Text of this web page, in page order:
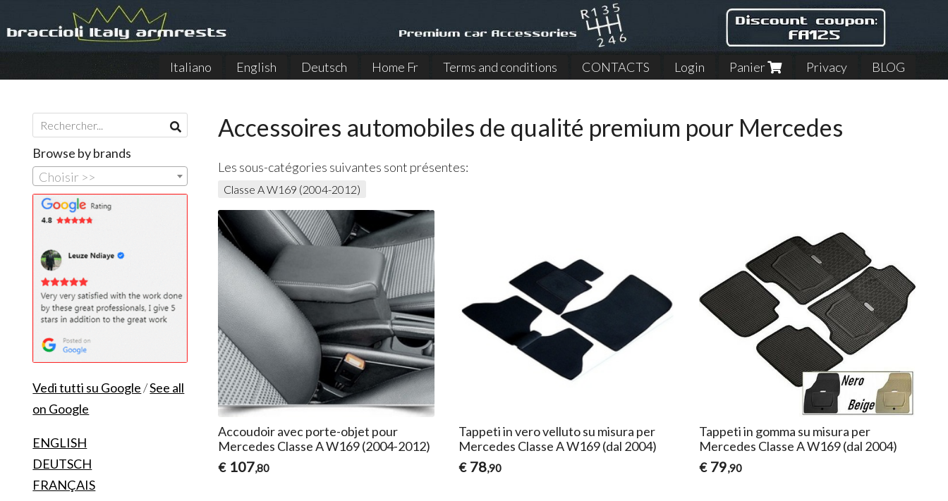
Italiano English Deutsch Home Fr Terms and conditions CONTACTS Login Panier Privacy BLOG
Accessoires automobiles de qualité premium pour Mercedes
Les sous-catégories suivantes sont présentes:
Classe A W169 (2004-2012)
Accoudoir avec porte-objet pour
Mercedes Classe A W169 (2004-2012)
€ 107,80
Tappeti in vero velluto su misura per
Mercedes Classe A W169 (dal 2004)
€ 78,90
Tappeti in gomma su misura per
Mercedes Classe A W169 (dal 2004)
€ 79,90
Browse by brands
Choisir >>
Vedi tutti su Google/See all
on Google
ENGLISH
DEUTSCH
FRANÇAIS